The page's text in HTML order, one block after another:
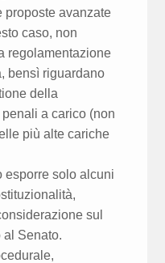
proposte avanzate
caso, non
regolamentazione
bensì riguardano
della
a carico (non
più alte cariche
esporre solo alcuni
sul
al Senato.